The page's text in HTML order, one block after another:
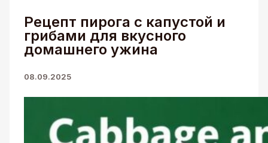
Рецепт пирога с капустой и
грибами для вкусного
домашнего ужина
08.09.2025